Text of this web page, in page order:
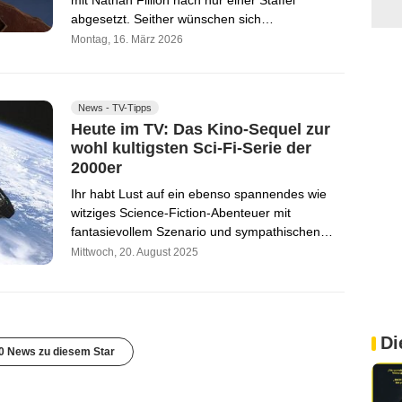
abgesetzt. Seither wünschen sich…
Montag, 16. März 2026
News - TV-Tipps
Heute im TV: Das Kino-Sequel zur
wohl kultigsten Sci-Fi-Serie der
2000er
Ihr habt Lust auf ein ebenso spannendes wie
witziges Science-Fiction-Abenteuer mit
fantasievollem Szenario und sympathischen…
Mittwoch, 20. August 2025
News zu diesem Star